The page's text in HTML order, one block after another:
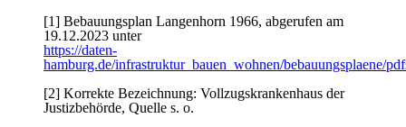
[1] Bebauungsplan Langenhorn 1966, abgerufen am
19.12.2023 unter
https://daten-
hamburg.de/infrastruktur_bauen_wohnen/bebauungsplaene/
[2] Korrekte Bezeichnung: Vollzugskrankenhaus der
Justizbehörde, Quelle s. o.